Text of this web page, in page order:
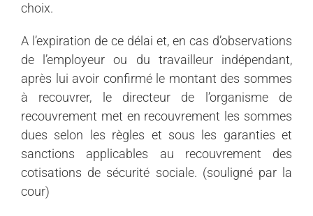
choix.
A l’expiration de ce délai et, en cas d’observations
de l’employeur ou du travailleur indépendant,
après lui avoir confirmé le montant des sommes
à recouvrer, le directeur de l’organisme de
recouvrement met en recouvrement les sommes
dues selon les règles et sous les garanties et
sanctions applicables au recouvrement des
cotisations de sécurité sociale. (souligné par la
cour)